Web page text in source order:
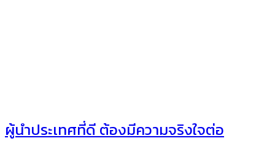
ผู้นำประเทศที่ดี ต้องมีความจริงใจต่อ